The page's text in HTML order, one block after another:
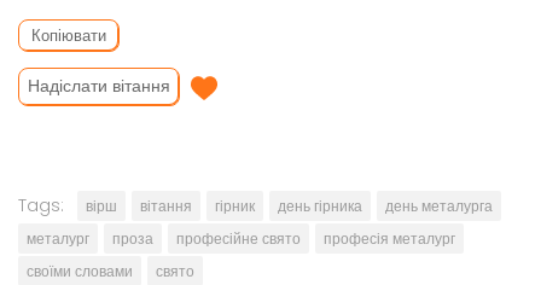
Копіювати
Надіслати вітання
Tags: вірш вітання гірник день гірника
день металурга
металург
проза професійне свято
професія металург
своїми словами
свято